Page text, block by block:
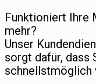
Funktioniert Ihre
mehr?
Unser
sorgt dafür, dass
schnellstmöglich